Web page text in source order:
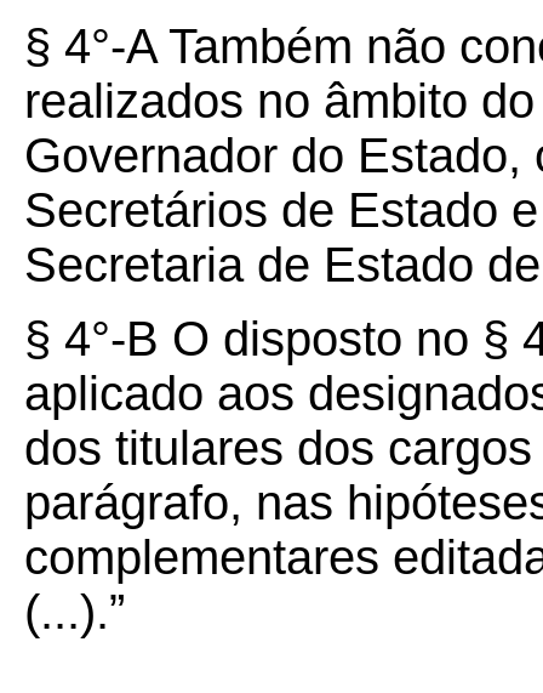
§ 4°-A Também não
realizados no âmbito
Governador do Estado,
Secretários de Estado
Secretaria de Estado
§ 4°-B O disposto no §
aplicado aos
dos titulares dos
parágrafo, nas
complementares
(...).”